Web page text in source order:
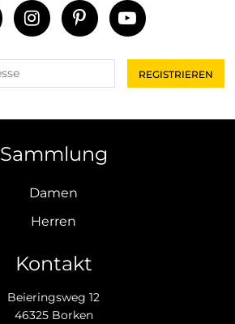
Sammlung
Damen
Herren
Kontakt
Beieringsweg 12
46325 Borken